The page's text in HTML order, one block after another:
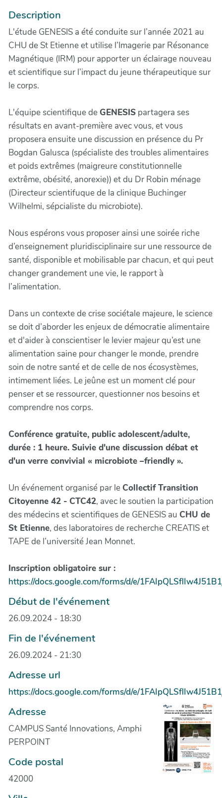
Description
L'étude GENESIS a été conduite sur l’année 2021 au
CHU de St Etienne et utilise l’Imagerie par Résonance
Magnétique (IRM) pour apporter un éclairage nouveau
et scientifique sur l’impact du jeune thérapeutique sur
le corps.
L'équipe scientifique de GENESIS partagera ses
résultats en avant-première avec vous, et vous
proposera ensuite une discussion en présence du Pr
Bogdan Galusca (spécialiste des troubles alimentaires
et poids extrêmes (maigreure constitutionnelle
extrême, obésité, anorexie)) et du Dr Robin ménage
(Directeur scientifuque de la clinique Buchinger
Wilhelmi, sépcialiste du microbiote).
Nous espérons vous proposer ainsi une soirée riche
d’enseignement pluridisciplinaire sur une ressource de
santé, disponible et mobilisable par chacun, et qui peut
changer grandement une vie, le rapport à
l’alimentation.
Dans un contexte de crise sociétale majeure, le science
se doit d’aborder les enjeux de démocratie alimentaire
et d'aider à conscientiser le levier majeur qu’est une
alimentation saine pour changer le monde, prendre
soin de notre santé et de celle de nos écosystèmes,
intimement liées. Le jeûne est un moment clé pour
penser et se ressourcer, questionner nos besoins et
comprendre nos corps.
Conférence gratuite, public adolescent/adulte,
durée : 1 heure. Suivie d'une discussion débat et
d'un verre convivial « microbiote –friendly ».
Un événement organisé par leCollectif Transition
Citoyenne 42 - CTC42, avec le soutien la participation
des médecins et scientifiques de GENESIS au CHU de
St Etienne, des laboratoires de recherche CREATIS et
TAPE de l’université Jean Monnet.
Inscription obligatoire sur :
https://docs.google.com/forms/d/e/
Début de l'événement
26.09.2024 - 18:30
Fin de l'événement
26.09.2024 - 21:30
Adresse url
https://docs.google.com/forms/d/e/
Adresse
CAMPUS Santé Innovations, Amphi
PERPOINT
Code postal
42000